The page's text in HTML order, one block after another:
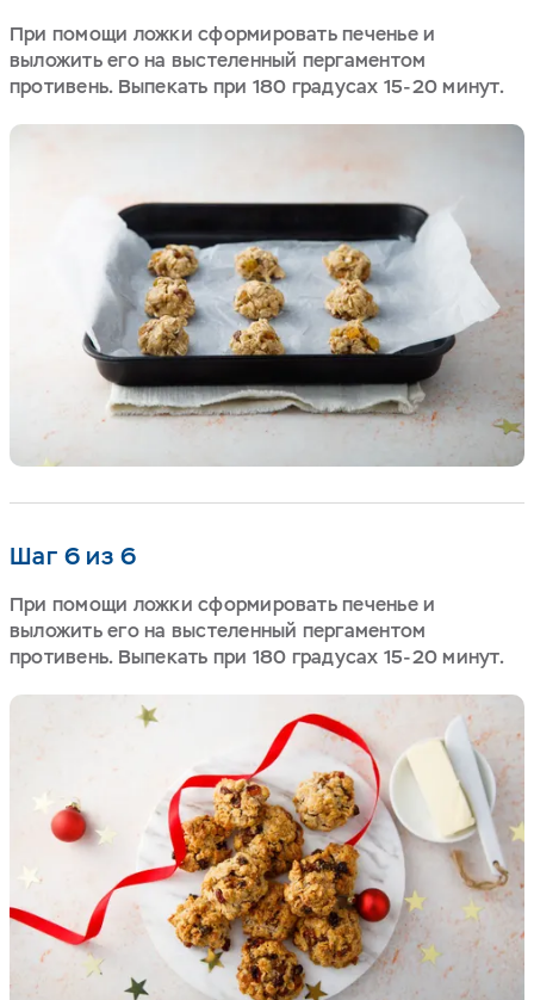
При помощи ложки сформировать печенье и
выложить его на выстеленный пергаментом
противень. Выпекать при 180 градусах 15-20 минут.
Шаг 6 из 6
При помощи ложки сформировать печенье и
выложить его на выстеленный пергаментом
противень. Выпекать при 180 градусах 15-20 минут.